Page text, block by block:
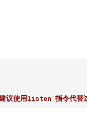
议使用listen 指令代替这